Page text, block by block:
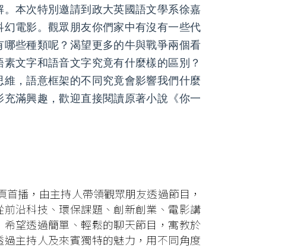
本次特別邀請到政大英國語文學系徐嘉
電影。觀眾朋友你們家中有沒有一些代
些種類呢？渴望更多的牛與戰爭兩個看
文字和語音文字究竟有什麼樣的區別？
，語意框架的不同究竟會影響我們什麼
滿興趣，歡迎直接閱讀原著小說《你一
播，由主持人帶領觀眾朋友透過節目，
沿科技、環保課題、創新創業、電影講
望透過簡單、輕鬆的聊天節目，寓教於
主持人及來賓獨特的魅力，用不同角度